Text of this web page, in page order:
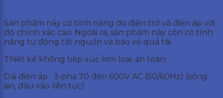
Sản phẩm này có tính năng đo điện trở và điện áp với
độ chính xác cao. Ngoài ra, sản phẩm này còn có tính
năng tự động tắt nguồn và bảo vệ quá tải.
Thiết kế không tiếp xúc kim loại, an toàn
Dải điện áp : 3-pha 70 đến 600V AC (50/60Hz) (sóng
sin, đầu vào liên tục)